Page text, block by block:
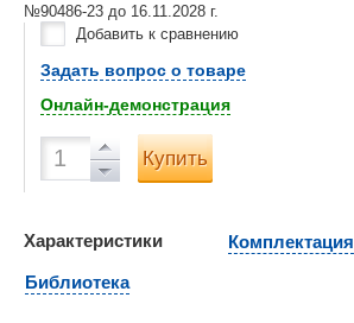
№90486-23 до 16.11.2028 г.
Добавить к сравнению
Задать вопрос о товаре
Онлайн-демонстрация
Купить
Характеристики
Комплектация
Библиотека